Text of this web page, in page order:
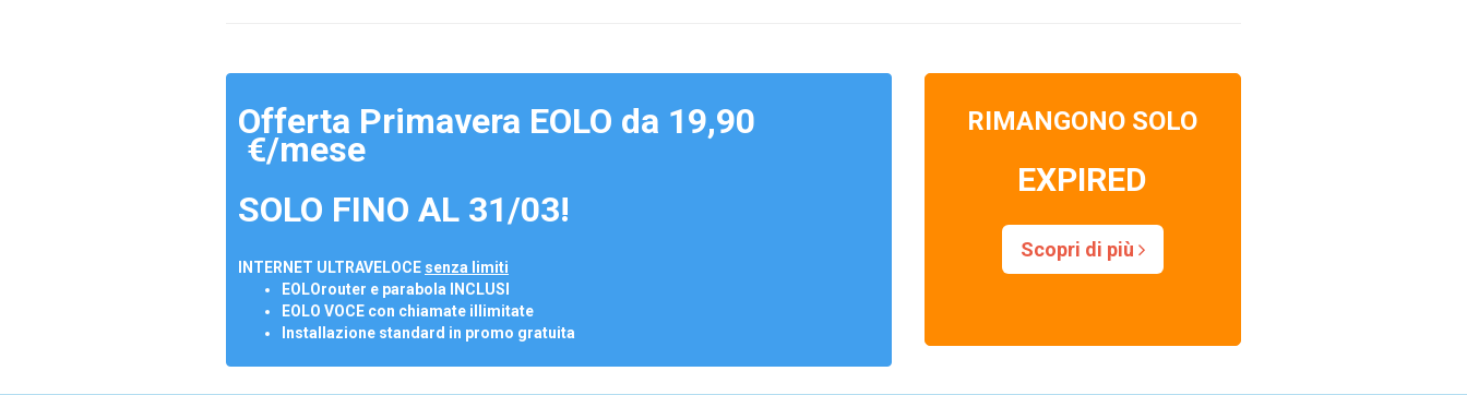
Offerta Primavera EOLO da 19,90
€/mese
SOLO FINO AL 31/03!
INTERNET ULTRAVELOCE senza limiti
EOLOrouter e parabola INCLUSI
EOLO VOCE con chiamate illimitate
Installazione standard in promo gratuita
RIMANGONO SOLO
EXPIRED
Scopri di più